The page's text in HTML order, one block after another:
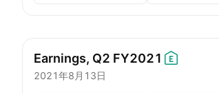
Earnings, Q2 FY2021
2021年8月13日